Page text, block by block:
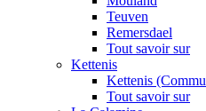
Teuven
Remersdael
Tout savoir sur
Kettenis
Kettenis
Tout savoir sur